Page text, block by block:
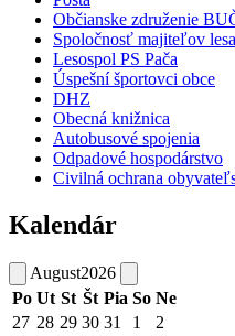
Občianske združenie
Spoločnosť majiteľov
Lesospol PS Pača
Úspešní športovci obce
DHZ
Obecná knižnica
Autobusové spojenia
Odpadové hospodárstvo
Civilná ochrana
Kalendár
August2026
Po Ut St Št Pia So Ne
27 28 29 30 31 1
2